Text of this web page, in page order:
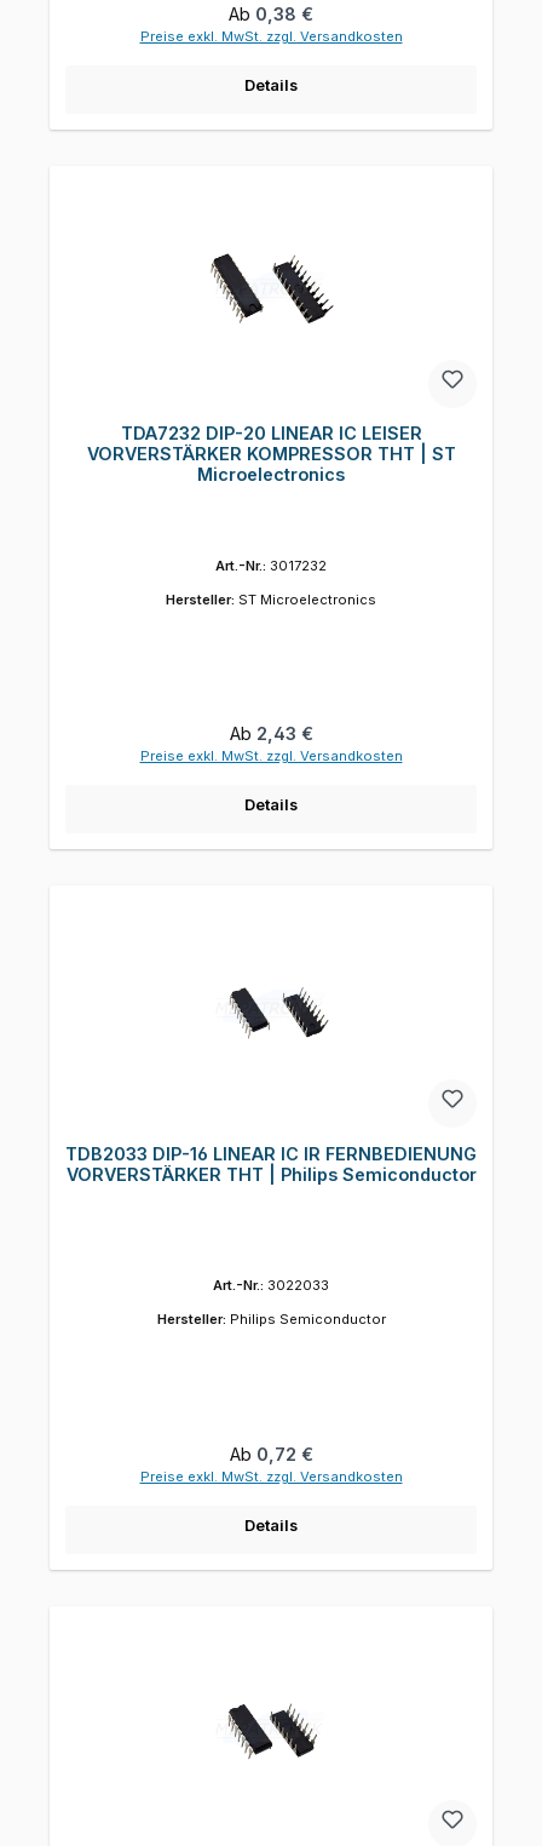
Regulärer Preis:
Ab 0,38 €
Preise exkl. MwSt. zzgl. Versandkosten
Details
TDA7232 DIP-20 LINEAR IC LEISER
VORVERSTÄRKER KOMPRESSOR THT | ST
Microelectronics
Art.-Nr.: 3017232
Hersteller: ST Microelectronics
Regulärer Preis:
Ab 2,43 €
Preise exkl. MwSt. zzgl. Versandkosten
Details
TDB2033 DIP-16 LINEAR IC IR FERNBEDIENUNG
VORVERSTÄRKER THT | Philips Semiconductor
Art.-Nr.: 3022033
Hersteller: Philips Semiconductor
Regulärer Preis:
Ab 0,72 €
Preise exkl. MwSt. zzgl. Versandkosten
Details